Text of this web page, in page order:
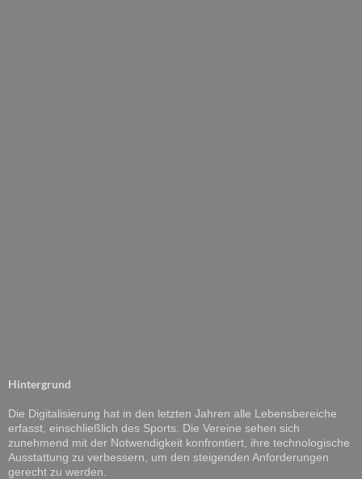
Hintergrund
Die Digitalisierung hat in den letzten Jahren alle Lebensbereiche
erfasst, einschließlich des Sports. Die Vereine sehen sich
zunehmend mit der Notwendigkeit konfrontiert, ihre technologische
Ausstattung zu verbessern, um den steigenden Anforderungen
gerecht zu werden.